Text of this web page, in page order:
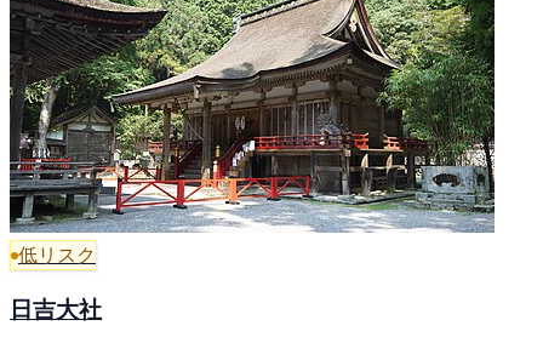
低リスク
日吉大社